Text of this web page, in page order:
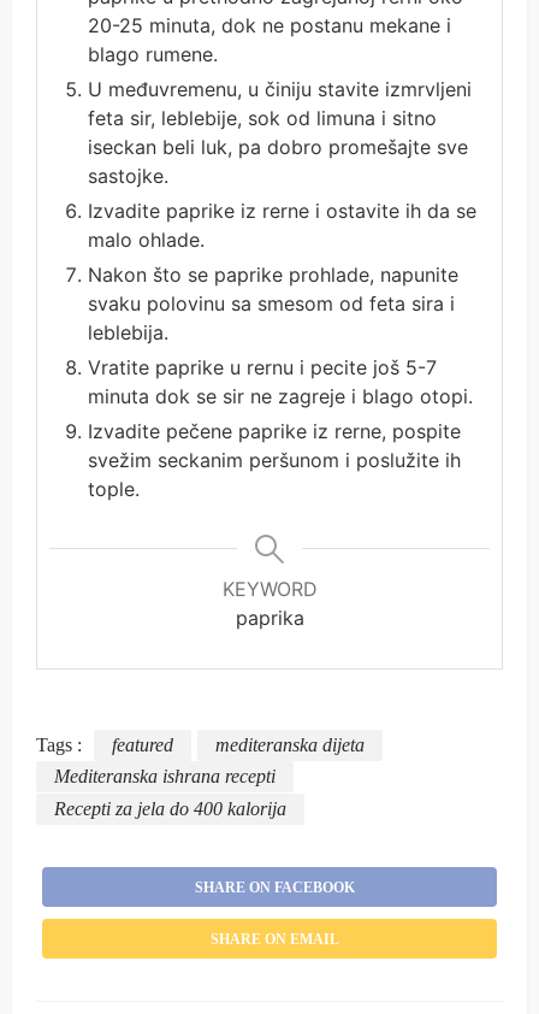
20-25 minuta, dok ne postanu mekane i
blago rumene.
U međuvremenu, u činiju stavite izmrvljeni
feta sir, leblebije, sok od limuna i sitno
iseckan beli luk, pa dobro promešajte sve
sastojke.
Izvadite paprike iz rerne i ostavite ih da se
malo ohlade.
Nakon što se paprike prohlade, napunite
svaku polovinu sa smesom od feta sira i
leblebija.
Vratite paprike u rernu i pecite još 5-7
minuta dok se sir ne zagreje i blago otopi.
Izvadite pečene paprike iz rerne, pospite
svežim seckanim peršunom i poslužite ih
tople.
KEYWORD
paprika
Tags : featured
mediteranska dijeta
Mediteranska ishrana recepti
Recepti za jela do 400 kalorija
SHARE ON FACEBOOK
SHARE ON EMAIL